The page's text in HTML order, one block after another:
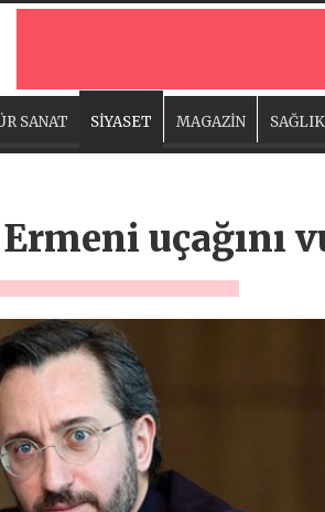
SANAT SİYASET MAGAZİN SAĞLIK
uçağını